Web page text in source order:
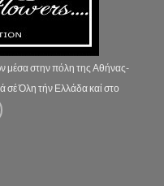
μέσα στην πόλη της Αθήνας-
σέ Όλη τήν Ελλάδα καί στο